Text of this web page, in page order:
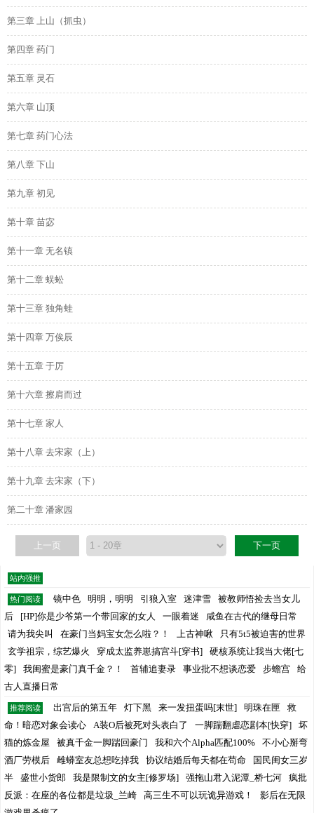
第三章 上山（抓虫）
第四章 药门
第五章 灵石
第六章 山顶
第七章 药门心法
第八章 下山
第九章 初见
第十章 苗宓
第十一章 无名镇
第十二章 蜈蚣
第十三章 独角蛙
第十四章 万俟辰
第十五章 于厉
第十六章 擦肩而过
第十七章 家人
第十八章 去宋家（上）
第十九章 去宋家（下）
第二十章 潘家园
上一页 下一页
站内强推
热门阅读 镜中色 明明，明明 引狼入室 迷津雪
被教师悟捡去当女儿
后
[HP]你是少爷第一个带回家的女人 一眼着迷
咸鱼在古代的继母日常
请为我尖叫
在豪门当妈宝女怎么啦？！ 上古神啾
只有5t5被迫害的世界
玄学祖宗，综艺爆火
穿成太监养崽搞宫斗[穿书]
硬核系统让我当大佬[七
零]
我闺蜜是豪门真千金？！ 首辅追妻录 事业批不想谈恋爱 步蟾宫
给
古人直播日常
推荐阅读 出宫后的第五年 灯下黑 来一发扭蛋吗[末世] 明珠在匣
救
命！暗恋对象会读心
A装O后被死对头表白了 一脚踹翻虐恋剧本[快穿]
坏
猫的炼金屋
被真千金一脚踹回豪门 我和六个Alpha匹配100%
不小心掰弯
酒厂劳模后
雌蟒室友总想吃掉我 协议结婚后每天都在苟命
国民闺女三岁
半
盛世小货郎 我是限制文的女主[修罗场] 强拖山君入泥潭_桥七河
疯批
反派：在座的各位都是垃圾_兰崎
高三生不可以玩诡异游戏！
影后在无限